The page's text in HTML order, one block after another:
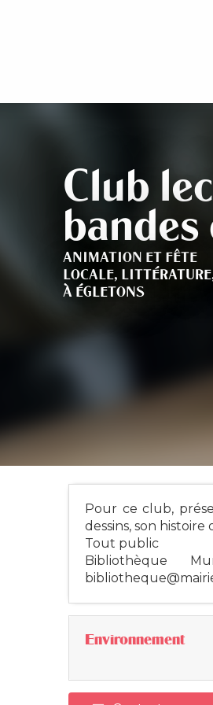
Club
bandes
ANIMATION ET FÊTE
LOCALE,
À ÉGLETONS
Pour ce club,
dessins, son
Tout public
Bibliothèque
Environnement